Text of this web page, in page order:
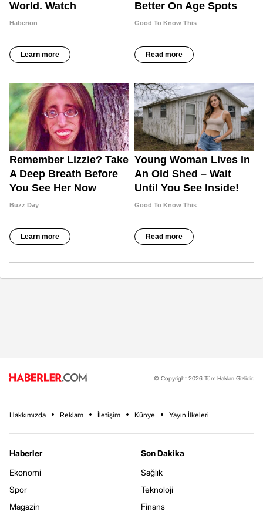
© Copyright 2026 Tüm Hakları Gizlidir.
Hakkımızda Reklam İletişim Künye Yayın İlkeleri
Haberler
Ekonomi
Spor
Magazin
Son Dakika
Sağlık
Teknoloji
Finans